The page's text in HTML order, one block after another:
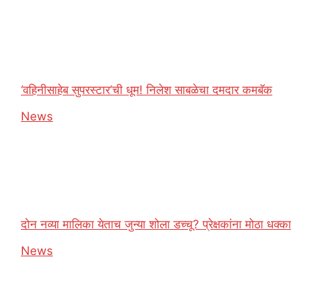
‘वहिनीसाहेब सुपरस्टार’ची धूम! निलेश साबळेचा दमदार कमबॅक
In relation to
News
दोन नव्या मालिका येताच जुन्या शोला डच्चू? प्रेक्षकांना मोठा धक्का
In relation to
News